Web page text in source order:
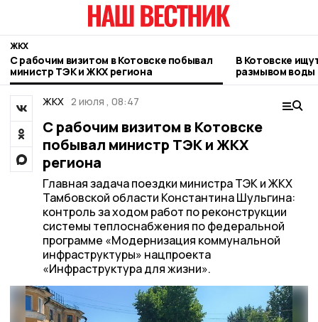
ЖКХ
С рабочим визитом в Котовске побывал
министр ТЭК и ЖКХ региона
В Котовске
размывом воды
двух улиц
ЖКХ 2 июля , 08:47
С рабочим визитом в Котовске
побывал министр ТЭК и ЖКХ
региона
Главная задача поездки министра ТЭК и ЖКХ
Тамбовской области Константина Шульгина:
контроль за ходом работ по реконструкции
системы теплоснабжения по федеральной
программе «Модернизация коммунальной
инфраструктуры» нацпроекта
«Инфраструктура для жизни».